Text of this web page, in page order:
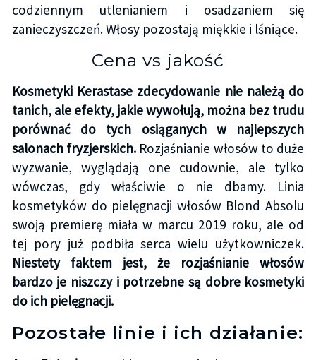
codziennym utlenianiem i osadzaniem się
zanieczyszczeń. Włosy pozostają miękkie i lśniące.
Cena vs jakość
Kosmetyki Kerastase zdecydowanie nie należą do
tanich, ale efekty, jakie wywołują, można bez trudu
porównać do tych osiąganych w najlepszych
salonach fryzjerskich. Rozjaśnianie włosów to duże
wyzwanie, wyglądają one cudownie, ale tylko
wówczas, gdy właściwie o nie dbamy. Linia
kosmetyków do pielęgnacji włosów Blond Absolu
swoją premierę miała w marcu 2019 roku, ale od
tej pory już podbiła serca wielu użytkowniczek.
Niestety faktem jest, że rozjaśnianie włosów
bardzo je niszczy i potrzebne są dobre kosmetyki
do ich pielęgnacji.
Pozostałe linie i ich działanie: